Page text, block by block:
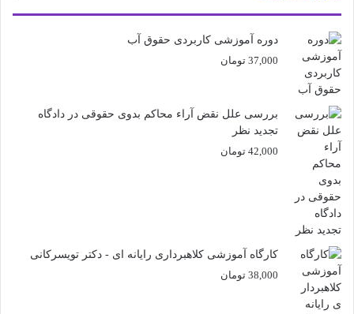
دوره آموزشی کاربردی حقوق آب
37,000 تومان
بررسی علل نقض آراء محاکم بدوی حقوقی در دادگاه
تجدید نظر
42,000 تومان
کارگاه آموزشی کلاهبرداری رایانه ای - دکتر تویسرکانی
38,000 تومان